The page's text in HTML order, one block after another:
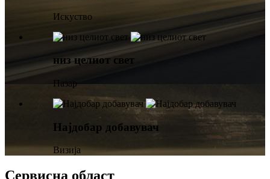
Искуство
низ целиот свет
Пазар
Најдобар добавувач
Визија
Сервисна област